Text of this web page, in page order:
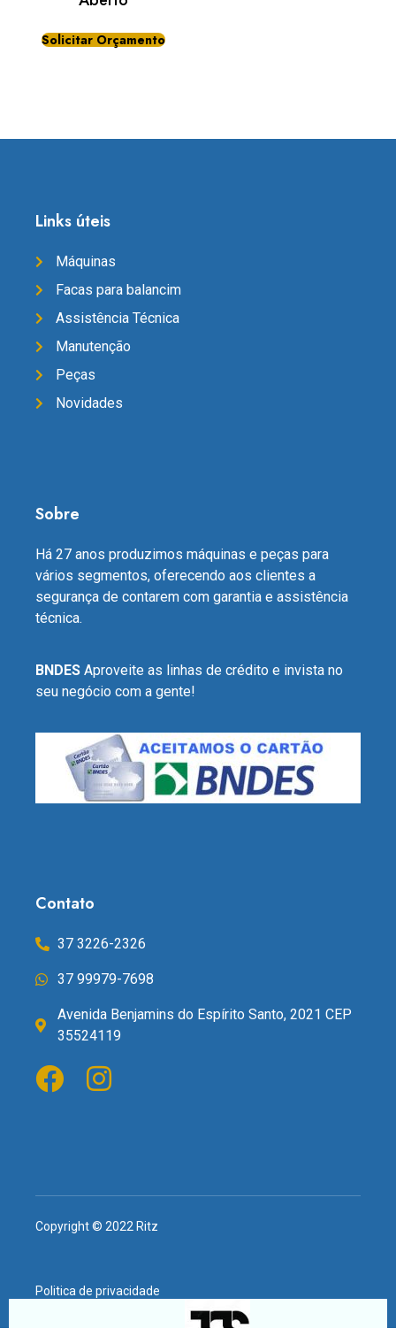
Solicitar Orçamento
Links úteis
Máquinas
Facas para balancim
Assistência Técnica
Manutenção
Peças
Novidades
Sobre
Há 27 anos produzimos máquinas e peças para
vários segmentos, oferecendo aos clientes a
segurança de contarem com garantia e assistência
técnica.
BNDES Aproveite as linhas de crédito e invista no
seu negócio com a gente!
Contato
37 3226-2326
37 99979-7698
Avenida Benjamins do Espírito Santo, 2021 CEP
35524119
Copyright © 2022 Ritz
Politica de privacidade